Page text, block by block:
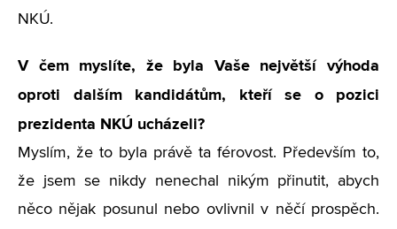
NKÚ.
V čem myslíte, že byla Vaše největší výhoda
oproti dalším kandidátům, kteří se o pozici
prezidenta NKÚ ucházeli?
Myslím, že to byla právě ta férovost. Především to,
že jsem se nikdy nenechal nikým přinutit, abych
něco nějak posunul nebo ovlivnil v něčí prospěch.